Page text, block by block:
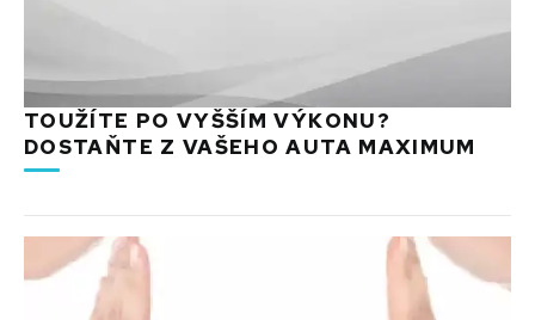
TOUŽÍTE PO VYŠŠÍM VÝKONU?
DOSTAŇTE Z VAŠEHO AUTA MAXIMUM